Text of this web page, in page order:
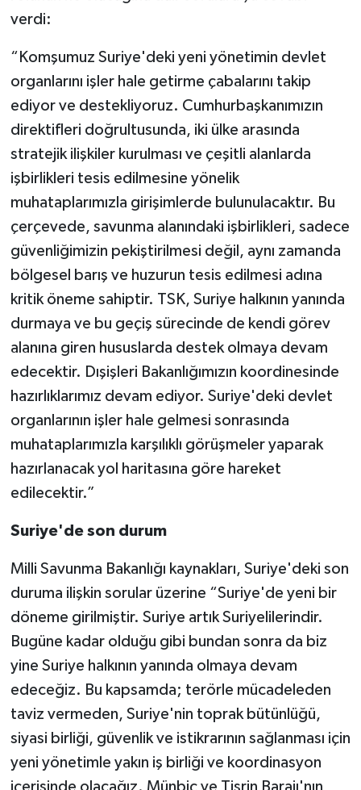
verdi:
“Komşumuz Suriye'deki yeni yönetimin devlet
organlarını işler hale getirme çabalarını takip
ediyor ve destekliyoruz. Cumhurbaşkanımızın
direktifleri doğrultusunda, iki ülke arasında
stratejik ilişkiler kurulması ve çeşitli alanlarda
işbirlikleri tesis edilmesine yönelik
muhataplarımızla girişimlerde bulunulacaktır. Bu
çerçevede, savunma alanındaki işbirlikleri, sadece
güvenliğimizin pekiştirilmesi değil, aynı zamanda
bölgesel barış ve huzurun tesis edilmesi adına
kritik öneme sahiptir. TSK, Suriye halkının yanında
durmaya ve bu geçiş sürecinde de kendi görev
alanına giren hususlarda destek olmaya devam
edecektir. Dışişleri Bakanlığımızın koordinesinde
hazırlıklarımız devam ediyor. Suriye'deki devlet
organlarının işler hale gelmesi sonrasında
muhataplarımızla karşılıklı görüşmeler yaparak
hazırlanacak yol haritasına göre hareket
edilecektir.”
Suriye'de son durum
Milli Savunma Bakanlığı kaynakları, Suriye'deki son
duruma ilişkin sorular üzerine “Suriye'de yeni bir
döneme girilmiştir. Suriye artık Suriyelilerindir.
Bugüne kadar olduğu gibi bundan sonra da biz
yine Suriye halkının yanında olmaya devam
edeceğiz. Bu kapsamda; terörle mücadeleden
taviz vermeden, Suriye'nin toprak bütünlüğü,
siyasi birliği, güvenlik ve istikrarının sağlanması için
yeni yönetimle yakın iş birliği ve koordinasyon